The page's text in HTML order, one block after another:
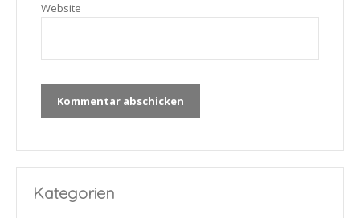
Website
Kategorien